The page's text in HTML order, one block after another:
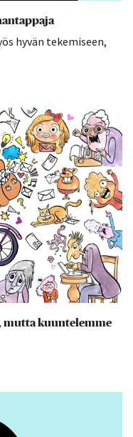
hyvän tekemiseen,
mutta kuuntelemme